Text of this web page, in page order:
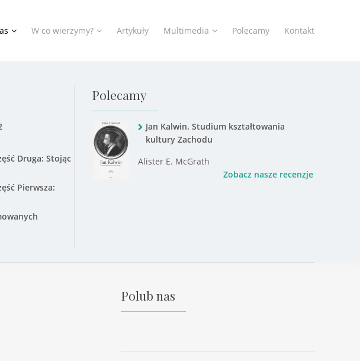
W co wierzymy? Artykuły Multimedia Polecamy Kontakt
Druga: Stojąc
Pierwsza:
Polecamy
Jan Kalwin. Studium kształtowania
kultury Zachodu
Alister E. McGrath
Zobacz nasze recenzje
Polub nas